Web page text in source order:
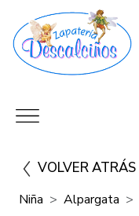
VOLVER ATRÁS
Niña Alpargata